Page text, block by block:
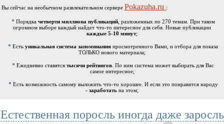
Вы сейчас на необычном развлекательном сервере Pokazuha.ru :
Порядка четверти миллиона публикаций, разложенных по 270 темам. При таком
огромном выборе каждый найдет что-то интересное для себя. Новые публикации
каждые 5-10 минут;
Есть уникальная система запоминания просмотренного Вами, и отбора для показа
ТОЛЬКО нового материала;
Ежедневно ставятся тысячи рейтингов . По ним система может выбирать для Вас
самое интересное;
Есть возможность самому выложить что-то хорошее. И если это понравится народу
- заработать на этом;
Естественная поросль иногда даже заросль